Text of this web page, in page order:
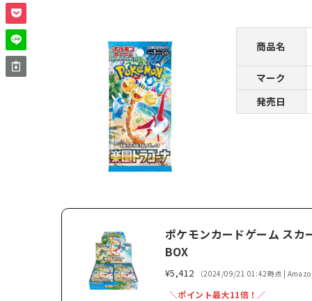
商品名
マーク
発売日
ポケモンカードゲーム ス
BOX
¥5,412 （2024/09/21 01:42時点 |
＼ポイント最大11倍！／